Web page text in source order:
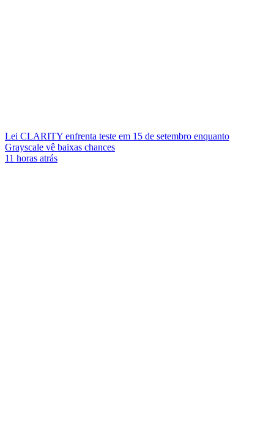
Lei CLARITY enfrenta teste em 15 de setembro enquanto
Grayscale vê baixas chances
11 horas atrás